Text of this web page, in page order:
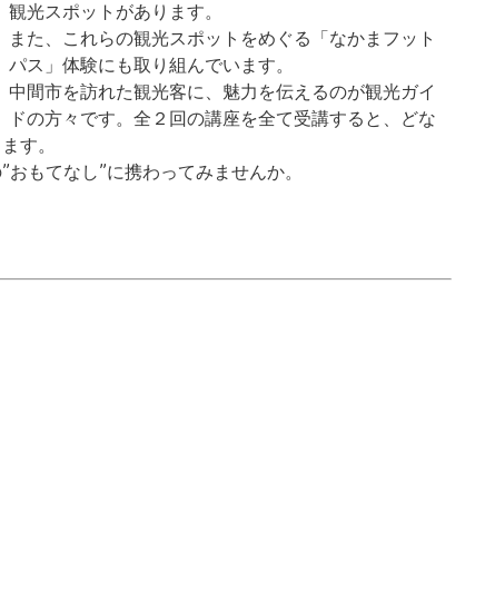
観光スポットがあります。
また、これらの観光スポットをめぐる「なかまフット
パス」体験にも取り組んでいます。
中間市を訪れた観光客に、魅力を伝えるのが観光ガイ
ドの方々です。全２回の講座を全て受講すると、どな
す。
もてなし”に携わってみませんか。